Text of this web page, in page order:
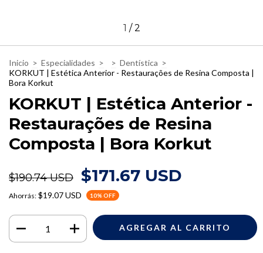
1 /2
Inicio > Especialidades > > Dentística >
KORKUT | Estética Anterior - Restaurações de Resina Composta |
Bora Korkut
KORKUT | Estética Anterior -
Restaurações de Resina
Composta | Bora Korkut
$190.74 USD $171.67 USD
Ahorrás: $19.07 USD 10% OFF